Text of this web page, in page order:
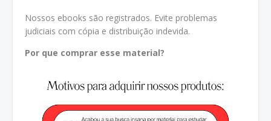
Nossos ebooks são registrados. Evite problemas
judiciais com cópia e distribuição indevida.
Por que comprar esse material?